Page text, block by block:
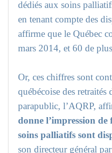
dédiés aux soins
en tenant compte des
affirme que le Québec
mars 2014, et 60 de
Or, ces chiffres sont
québécoise des retraités
parapublic, l’AQRP,
donne l’impression de
soins palliatifs sont
son directeur général